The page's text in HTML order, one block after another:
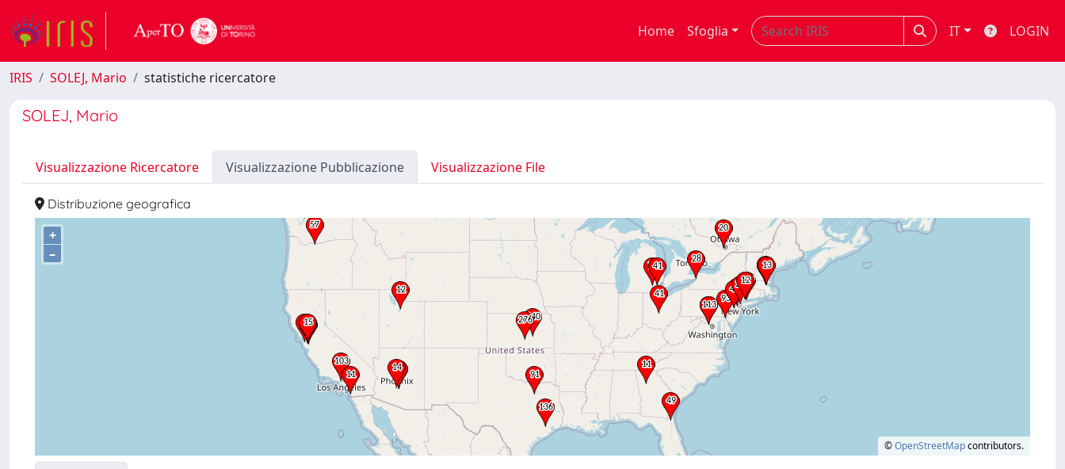
Home Sfoglia IT LOGIN
IRIS SOLEJ, Mario statistiche ricercatore
SOLEJ, Mario
Visualizzazione Ricercatore Visualizzazione Pubblicazione Visualizzazione File
Distribuzione geografica
+
–
©OpenStreetMapcontributors.